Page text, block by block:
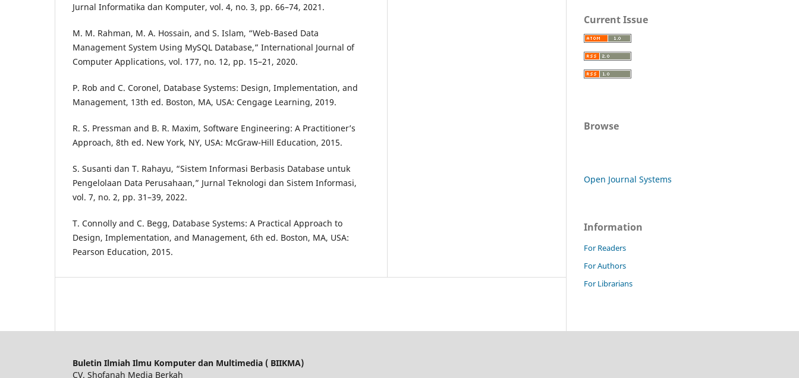
Jurnal Informatika dan Komputer, vol. 4, no. 3, pp. 66–74, 2021.
M. M. Rahman, M. A. Hossain, and S. Islam, “Web-Based Data
Management System Using MySQL Database,” International Journal of
Computer Applications, vol. 177, no. 12, pp. 15–21, 2020.
P. Rob and C. Coronel, Database Systems: Design, Implementation, and
Management, 13th ed. Boston, MA, USA: Cengage Learning, 2019.
R. S. Pressman and B. R. Maxim, Software Engineering: A Practitioner’s
Approach, 8th ed. New York, NY, USA: McGraw-Hill Education, 2015.
S. Susanti dan T. Rahayu, “Sistem Informasi Berbasis Database untuk
Pengelolaan Data Perusahaan,” Jurnal Teknologi dan Sistem Informasi,
vol. 7, no. 2, pp. 31–39, 2022.
T. Connolly and C. Begg, Database Systems: A Practical Approach to
Design, Implementation, and Management, 6th ed. Boston, MA, USA:
Pearson Education, 2015.
Current Issue
Browse
Open Journal Systems
Information
For Readers
For Authors
For Librarians
Buletin Ilmiah Ilmu Komputer dan Multimedia ( BIIKMA)
CV. Shofanah Media Berkah